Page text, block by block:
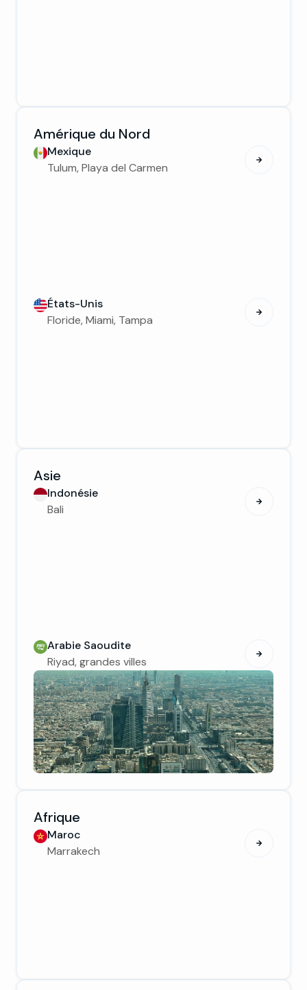
Amérique du Nord
Mexique
Tulum, Playa del Carmen
États-Unis
Floride, Miami, Tampa
Asie
Indonésie
Bali
Arabie Saoudite
Riyad, grandes villes
Afrique
Maroc
Marrakech